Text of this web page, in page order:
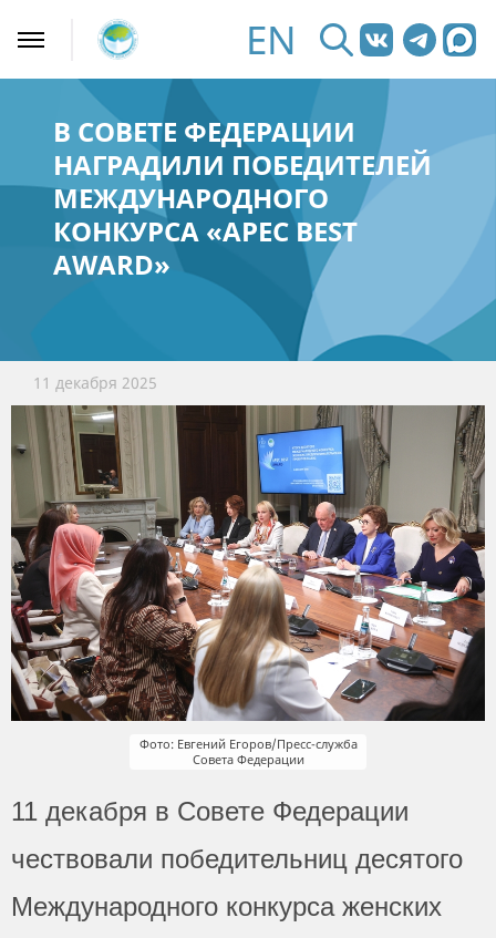
EN
В СОВЕТЕ ФЕДЕРАЦИИ
НАГРАДИЛИ ПОБЕДИТЕЛЕЙ
МЕЖДУНАРОДНОГО
КОНКУРСА «APEC BEST
AWARD»
11 декабря 2025
Фото: Евгений Егоров/Пресс-служба
Совета Федерации
11 декабря в Совете Федерации
чествовали победительниц десятого
Международного конкурса женских